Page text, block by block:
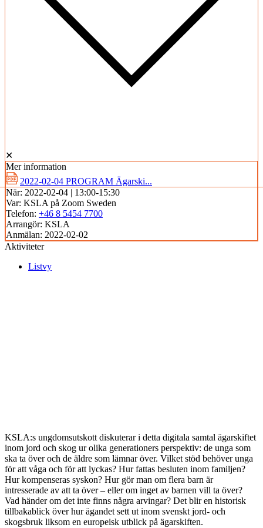
✕
Mer information
2022-02-04 PROGRAM Ägarski...
När: 2022-02-04 | 13:00-15:30
Var: KSLA på Zoom Sweden
Telefon: +46 8 5454 7700
Arrangör: KSLA
Anmälan: 2022-02-02
Aktiviteter
Listvy
KSLA:s ungdomsutskott diskuterar i detta digitala samtal ägarskiftet
inom jord och skog ur olika generationers perspektiv: de unga som
ska ta över och de äldre som lämnar över. Vilket stöd behöver unga
för att våga och för att lyckas? Hur fattas besluten inom familjen?
Hur kompenseras syskon? Hur gör man om flera barn är
intresserade av att ta över – eller om inget av barnen vill ta över?
Vad händer om det inte finns några arvingar? Det blir en historisk
tillbakablick över hur ägandet sett ut inom svenskt jord- och
skogsbruk liksom en europeisk utblick på ägarskiften.